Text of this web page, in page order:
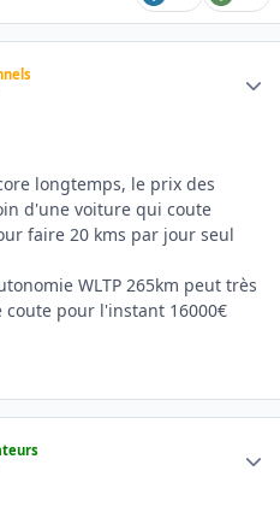
longtemps, le prix des
d'une voiture qui coute
faire 20 kms par jour seul
WLTP 265km peut très
pour l'instant 16000€